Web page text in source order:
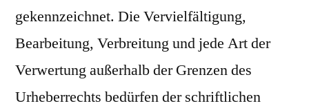
gekennzeichnet. Die Vervielfältigung,
Bearbeitung, Verbreitung und jede Art der
Verwertung außerhalb der Grenzen des
Urheberrechts bedürfen der schriftlichen